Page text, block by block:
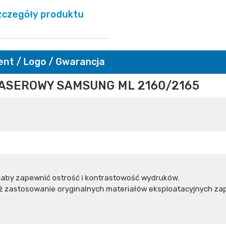
produktu
/ Logo / Gwarancja
SAMSUNG ML 2160/2165
zapewnić ostrość i kontrastowość wydruków.
oryginalnych materiałów eksploatacyjnych